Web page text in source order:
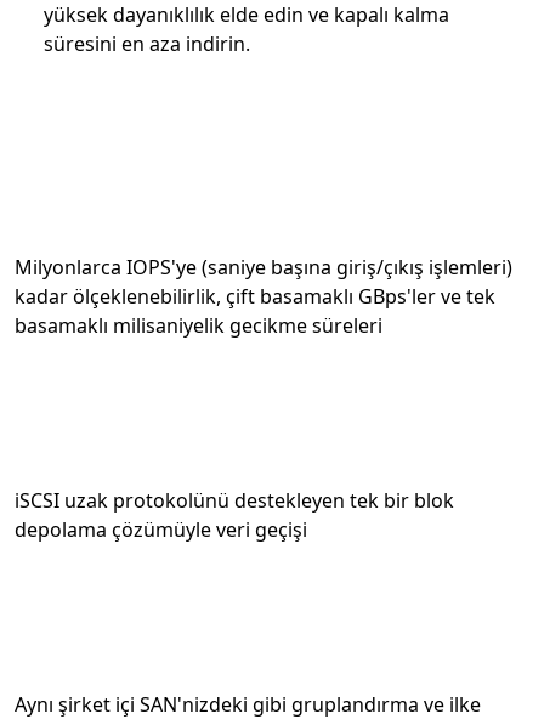
yüksek dayanıklılık elde edin ve kapalı kalma
süresini en aza indirin.
Milyonlarca IOPS'ye (saniye başına giriş/çıkış işlemleri)
kadar ölçeklenebilirlik, çift basamaklı GBps'ler ve tek
basamaklı milisaniyelik gecikme süreleri
iSCSI uzak protokolünü destekleyen tek bir blok
depolama çözümüyle veri geçişi
Aynı şirket içi SAN'nizdeki gibi gruplandırma ve ilke